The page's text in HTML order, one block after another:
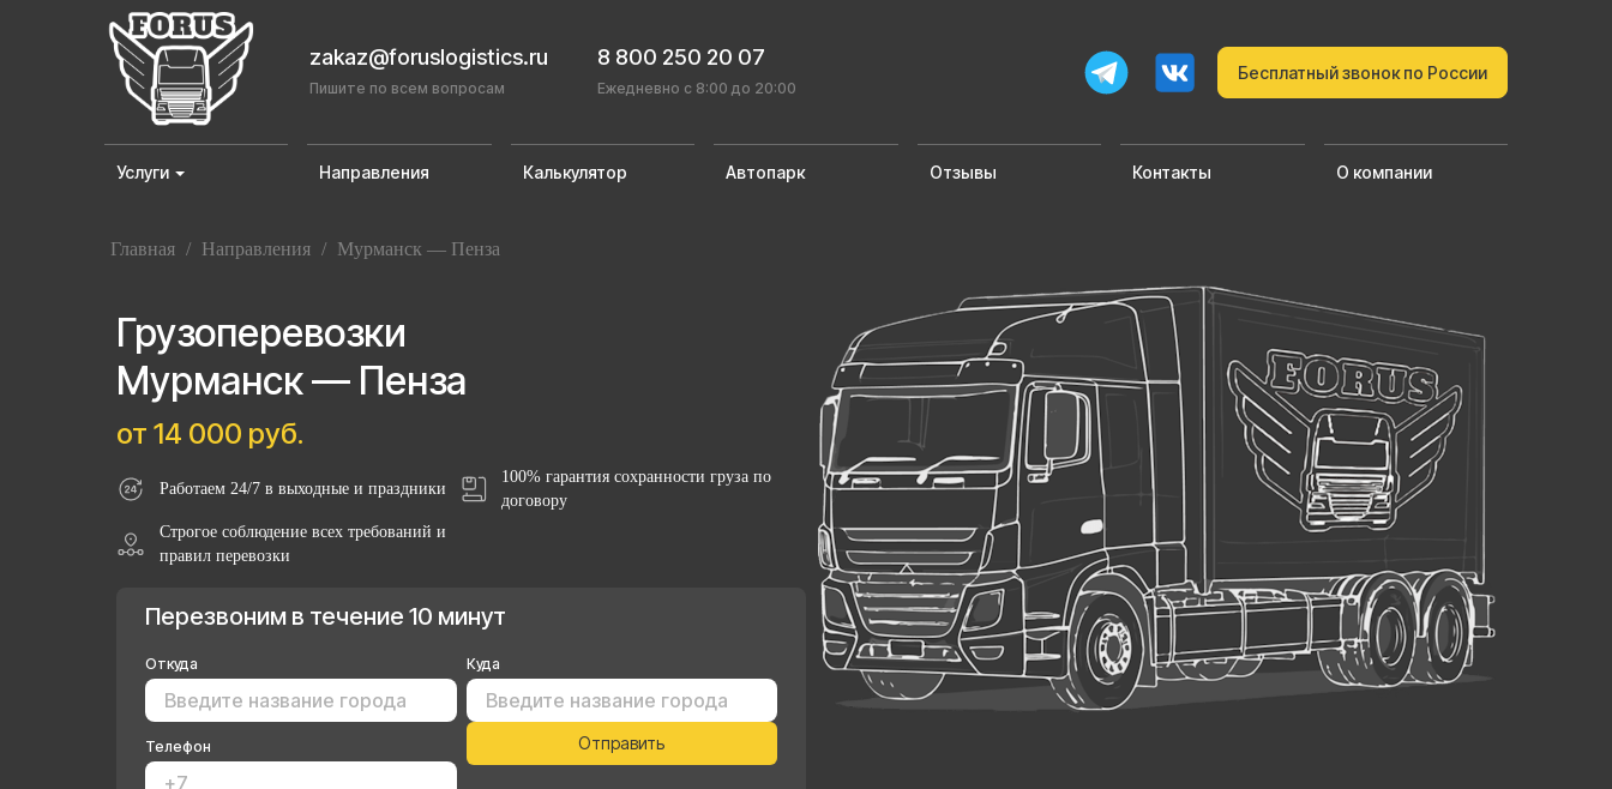
zakaz@foruslogistics.ru
Пишите по всем вопросам
8 800 250 20 07
Ежедневно с 8:00 до 20:00
Бесплатный звонок по России
Услуги Направления Калькулятор Автопарк Отзывы Контакты О компании
Главная / Направления / Мурманск — Пенза
Грузоперевозки
Мурманск — Пенза
от 14 000 руб.
Работаем 24/7 в выходные и праздники
100% гарантия сохранности груза по
договору
Строгое соблюдение всех требований и
правил перевозки
Перезвоним в течение 10 минут
Откуда Куда
Телефон